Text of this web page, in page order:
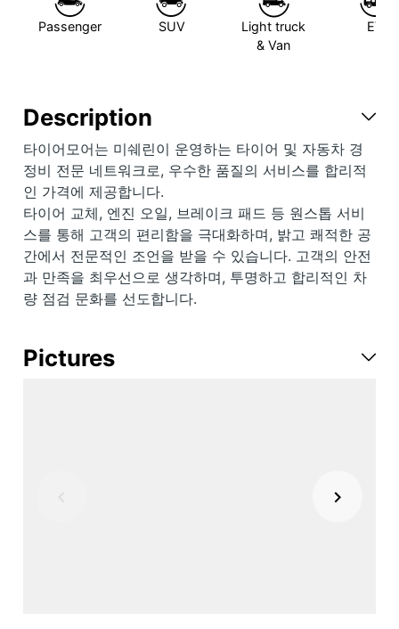
Passenger SUV
Light truck
& Van
EV
Description
타이어모어는 미쉐린이 운영하는 타이어 및 자동차 경
정비 전문 네트워크로, 우수한 품질의 서비스를 합리적
인 가격에 제공합니다.
타이어 교체, 엔진 오일, 브레이크 패드 등 원스톱 서비
스를 통해 고객의 편리함을 극대화하며, 밝고 쾌적한 공
간에서 전문적인 조언을 받을 수 있습니다. 고객의 안전
과 만족을 최우선으로 생각하며, 투명하고 합리적인 차
량 점검 문화를 선도합니다.
Pictures